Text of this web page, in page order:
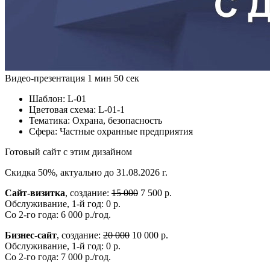
Видео-презентация 1 мин 50 сек
Шаблон: L-01
Цветовая схема: L-01-1
Тематика: Охрана, безопасность
Сфера: Частные охранные предприятия
Готовый сайт с этим дизайном
Скидка 50%, актуально до 31.08.2026 г.
Сайт-визитка, создание: 15 000 7 500 р.
Обслуживание, 1-й год: 0 р.
Со 2-го года: 6 000 р./год.
Бизнес-сайт, создание: 20 000 10 000 р.
Обслуживание, 1-й год: 0 р.
Со 2-го года: 7 000 р./год.